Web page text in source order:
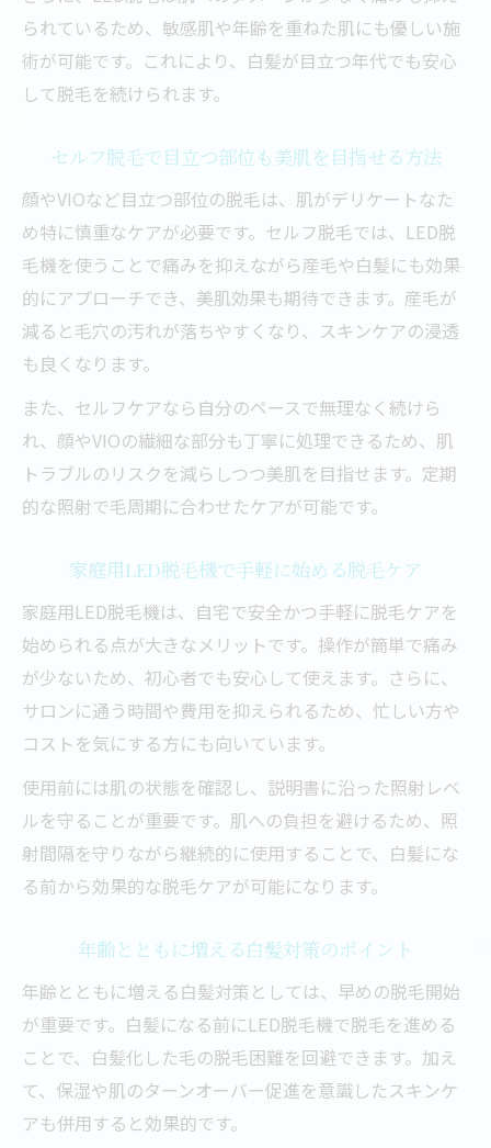
脱毛で美肌を目指すセルフケアのコツ
家庭用脱毛器で白髪対策ができる理由
LED脱毛の効果と安全性について徹底解説
脱毛はVIOや顔の白髪対策にも有効
LED脱毛がデリケート部位に選ばれる理由
白髪になる前の脱毛で後悔しないコツ
家庭用脱毛器でVIO・顔をケアする方法
敏感肌でも安心して使える脱毛ポイント
痛み少なく脱毛効果を感じるLED脱毛機の魅力
家庭用脱毛器で実感する低刺激なケア方法
脱毛後の肌ダメージを最小限にするポイン
ト
白髪・産毛にも使いやすい脱毛機の選び方
られているため、敏感肌や年齢を重ねた肌にも優しい施
術が可能です。これにより、白髪が目立つ年代でも安心
して脱毛を続けられます。
セルフ脱毛で目立つ部位も美肌を目指せる方法
顔やVIOなど目立つ部位の脱毛は、肌がデリケートなた
め特に慎重なケアが必要です。セルフ脱毛では、LED脱
毛機を使うことで痛みを抑えながら産毛や白髪にも効果
的にアプローチでき、美肌効果も期待できます。産毛が
減ると毛穴の汚れが落ちやすくなり、スキンケアの浸透
も良くなります。
また、セルフケアなら自分のペースで無理なく続けら
れ、顔やVIOの繊細な部分も丁寧に処理できるため、肌
トラブルのリスクを減らしつつ美肌を目指せます。定期
的な照射で毛周期に合わせたケアが可能です。
家庭用LED脱毛機で手軽に始める脱毛ケア
家庭用LED脱毛機は、自宅で安全かつ手軽に脱毛ケアを
始められる点が大きなメリットです。操作が簡単で痛み
が少ないため、初心者でも安心して使えます。さらに、
サロンに通う時間や費用を抑えられるため、忙しい方や
コストを気にする方にも向いています。
使用前には肌の状態を確認し、説明書に沿った照射レベ
ルを守ることが重要です。肌への負担を避けるため、照
射間隔を守りながら継続的に使用することで、白髪にな
る前から効果的な脱毛ケアが可能になります。
年齢とともに増える白髪対策のポイント
年齢とともに増える白髪対策としては、早めの脱毛開始
が重要です。白髪になる前にLED脱毛機で脱毛を進める
ことで、白髪化した毛の脱毛困難を回避できます。加え
て、保湿や肌のターンオーバー促進を意識したスキンケ
アも併用すると効果的です。